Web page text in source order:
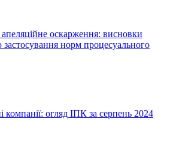
оскарження: висновки
норм процесуального
компанії: огляд ІПК за серпень 2024